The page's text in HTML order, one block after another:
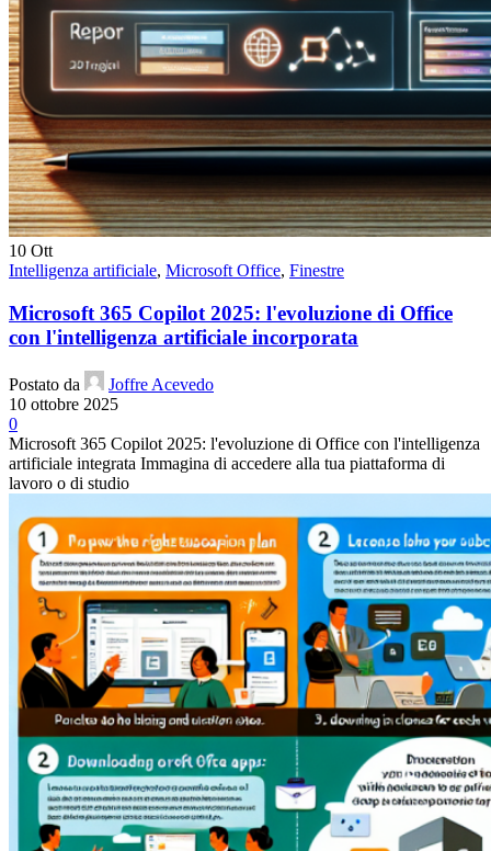
10 Ott
Intelligenza artificiale, Microsoft Office, Finestre
Microsoft 365 Copilot 2025: l'evoluzione di Office
con l'intelligenza artificiale incorporata
Postato da
Joffre Acevedo
10 ottobre 2025
0
Microsoft 365 Copilot 2025: l'evoluzione di Office con l'intelligenza
artificiale integrata Immagina di accedere alla tua piattaforma di
lavoro o di studio